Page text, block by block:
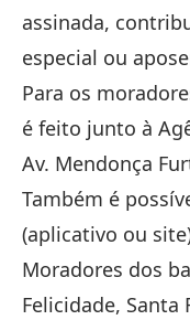
assinada,
especial ou
Para os
é feito junto à
Av. Mendonça
Também é
(aplicativo ou
Moradores dos
Felicidade, Santa